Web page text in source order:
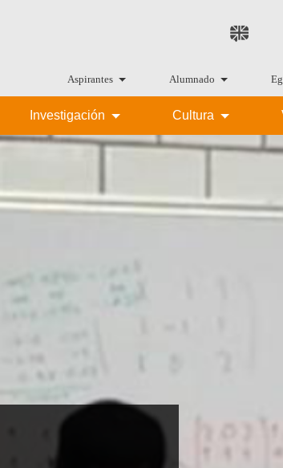
Aspirantes Alumnado
Investigación Cultura